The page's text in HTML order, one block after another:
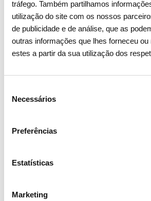
tráfego. Também partilhamos
utilização do site com os nossos
de publicidade e de análise, que as
outras informações que lhes forneceu ou
estes a partir da sua utilização dos
Necessários
Preferências
Estatísticas
Marketing
emissões de âmbito 1 e 2 em 60% até
emissões de âmbito 3 em 30% até 2030
neutralidade carbónica até 2040.
A REN tem ainda como meta ter 1/3 de
com formação em ESG até 2030), maior
comunidades, 100% de obrigações
manutenção e melhoria do uso dos
principal métrica de desempenho em
Partilhar notícia